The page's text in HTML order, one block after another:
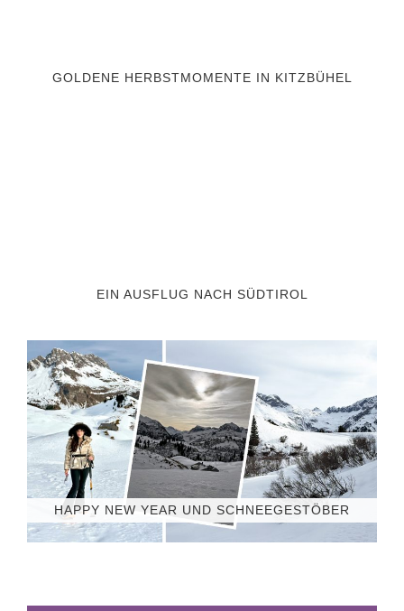
GOLDENE HERBSTMOMENTE IN KITZBÜHEL
EIN AUSFLUG NACH SÜDTIROL
HAPPY NEW YEAR UND SCHNEEGESTÖBER